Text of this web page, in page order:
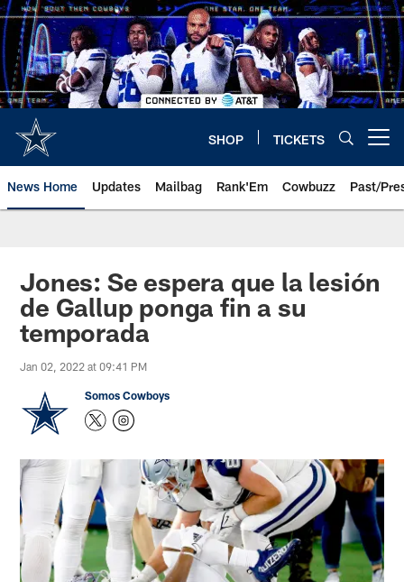
Skip
to
main
content
SHOP TICKETS
News Home Updates Mailbag Rank'Em Cowbuzz Past/
Jones: Se espera que la lesión
de Gallup ponga fin a su
temporada
Jan 02, 2022 at 09:41 PM
Somos Cowboys